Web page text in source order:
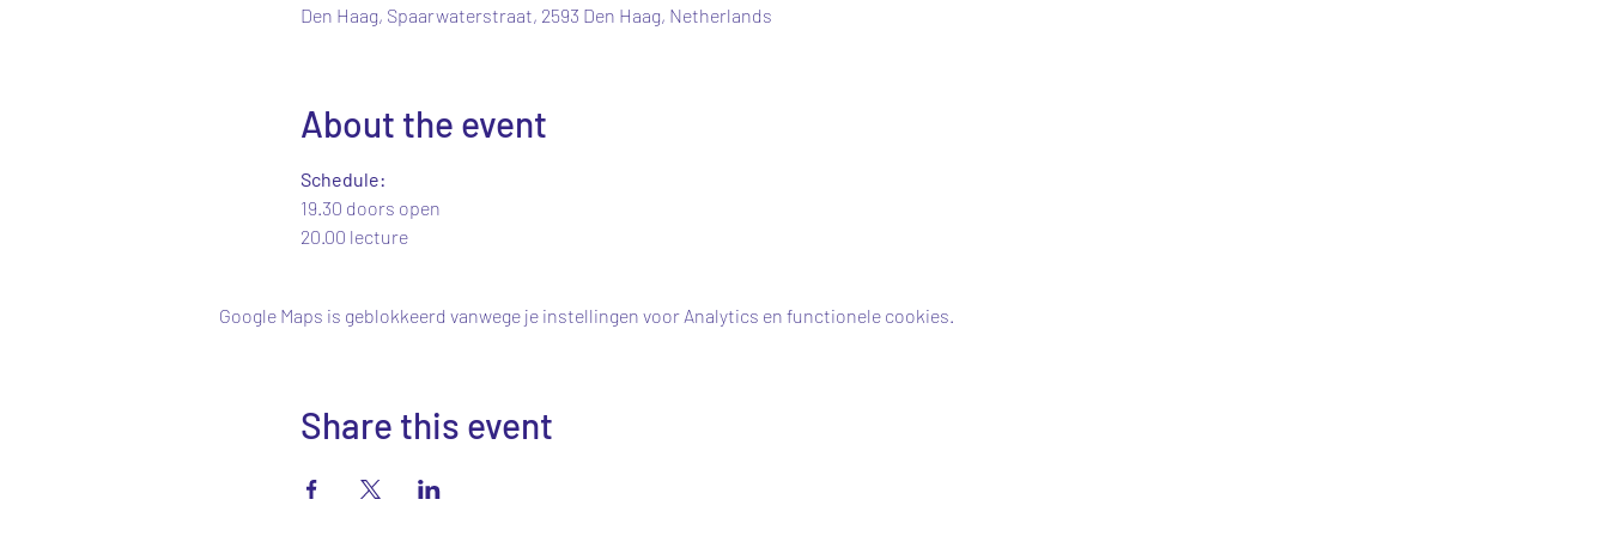
Den Haag, Spaarwaterstraat, 2593 Den Haag, Netherlands
About the event
Schedule:
19.30 doors open
20.00 lecture
Google Maps is geblokkeerd vanwege je instellingen voor Analytics en functionele cookies.
Share this event